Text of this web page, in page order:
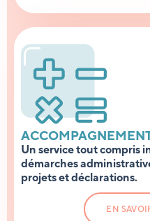
Un service tout compris
démarches
projets et déclarations.
EN